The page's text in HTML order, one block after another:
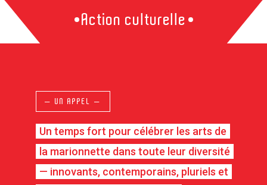
Atelier
— UN APPEL —
Un temps fort pour célébrer les arts de
la marionnette dans toute leur diversité
— innovants, contemporains, pluriels et